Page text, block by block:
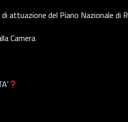
di attuazione del Piano Nazionale di
Camera